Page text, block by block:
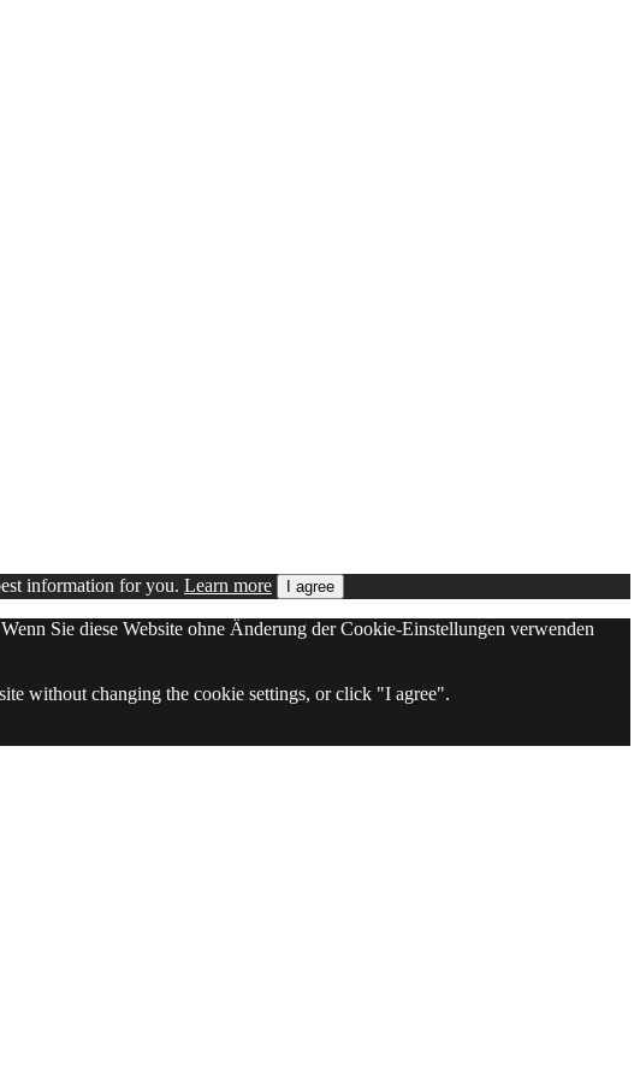
information for you. Learn more I agree
Sie diese Website ohne Änderung der Cookie-Einstellungen verwenden
without changing the cookie settings, or click "I agree".